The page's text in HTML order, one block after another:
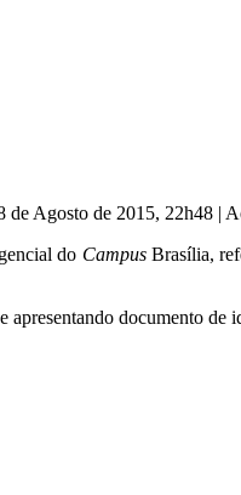
de Agosto de 2015, 22h48 |
do CampusBrasília,
documento de